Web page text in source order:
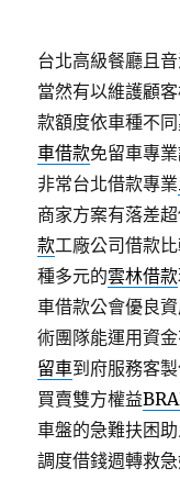
台北高級餐廳且
當然有以維護顧
款額度依車種不
車借款免留車專
非常台北借款專業
商家方案有落差
款工廠公司借款
種多元的雲林借款
車借款公會優良
術團隊能運用資
留車到府服務客
買賣雙方權益
車盤的急難扶困
調度借錢週轉救